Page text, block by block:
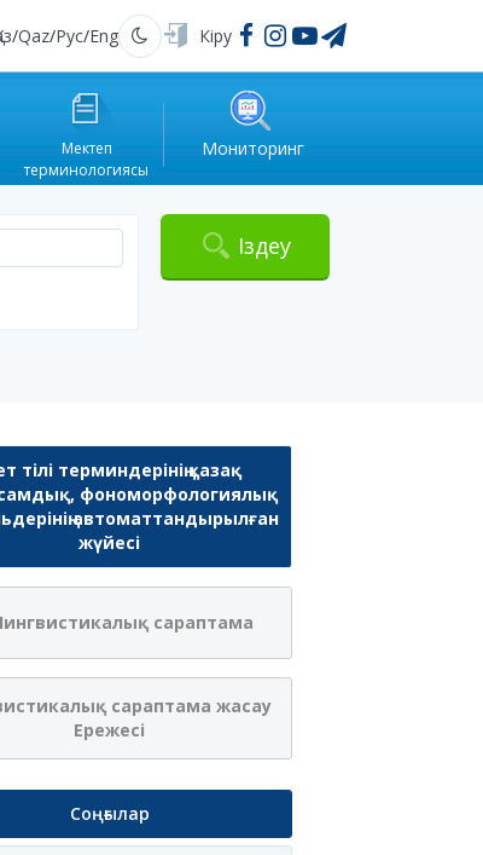
/Qaz/Рус/Eng Қараңғы Кіру
Мектеп
терминологиясы
Мониторинг
Іздеу
тілі терминдерінің қазақ
фономорфологиялық
автоматтандырылған
жүйесі
сараптама
сараптама жасау
Ережесі
Соңғылар